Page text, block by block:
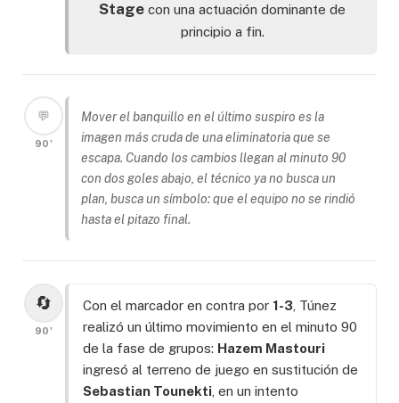
Stage con una actuación dominante de
principio a fin.
💬
90'
Mover el banquillo en el último suspiro es la
imagen más cruda de una eliminatoria que se
escapa. Cuando los cambios llegan al minuto 90
con dos goles abajo, el técnico ya no busca un
plan, busca un símbolo: que el equipo no se rindió
hasta el pitazo final.
🔄
90'
Con el marcador en contra por 1-3 , Túnez
realizó un último movimiento en el minuto 90
de la fase de grupos: Hazem Mastouri
ingresó al terreno de juego en sustitución de
Sebastian Tounekti , en un intento